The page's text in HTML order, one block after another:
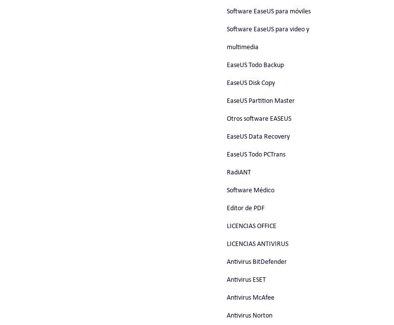
Software EaseUS para móviles
Software EaseUS para video y
multimedia
EaseUS Todo Backup
EaseUS Disk Copy
EaseUS Partition Master
Otros software EASEUS
EaseUS Data Recovery
EaseUS Todo PCTrans
RadiANT
Software Médico
Editor de PDF
LICENCIAS OFFICE
LICENCIAS ANTIVIRUS
Antivirus BitDefender
Antivirus ESET
Antivirus McAfee
Antivirus Norton